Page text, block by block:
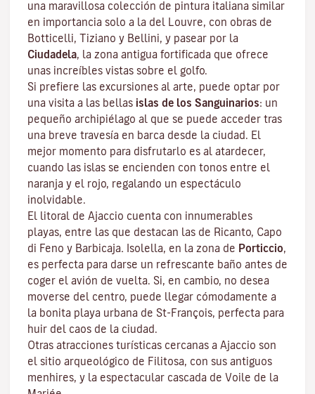
una maravillosa colección de pintura italiana similar
en importancia solo a la del Louvre, con obras de
Botticelli, Tiziano y Bellini, y pasear por la
Ciudadela, la zona antigua fortificada que ofrece
unas increíbles vistas sobre el golfo.
Si prefiere las excursiones al arte, puede optar por
una visita a las bellas islas de los Sanguinarios: un
pequeño archipiélago al que se puede acceder tras
una breve travesía en barca desde la ciudad. El
mejor momento para disfrutarlo es al atardecer,
cuando las islas se encienden con tonos entre el
naranja y el rojo, regalando un espectáculo
inolvidable.
El litoral de Ajaccio cuenta con innumerables
playas, entre las que destacan las de Ricanto, Capo
di Feno y Barbicaja. Isolella, en la zona de Porticcio,
es perfecta para darse un refrescante baño antes de
coger el avión de vuelta. Si, en cambio, no desea
moverse del centro, puede llegar cómodamente a
la bonita playa urbana de St-François, perfecta para
huir del caos de la ciudad.
Otras atracciones turísticas cercanas a Ajaccio son
el sitio arqueológico de Filitosa, con sus antiguos
menhires, y la espectacular cascada de Voile de la